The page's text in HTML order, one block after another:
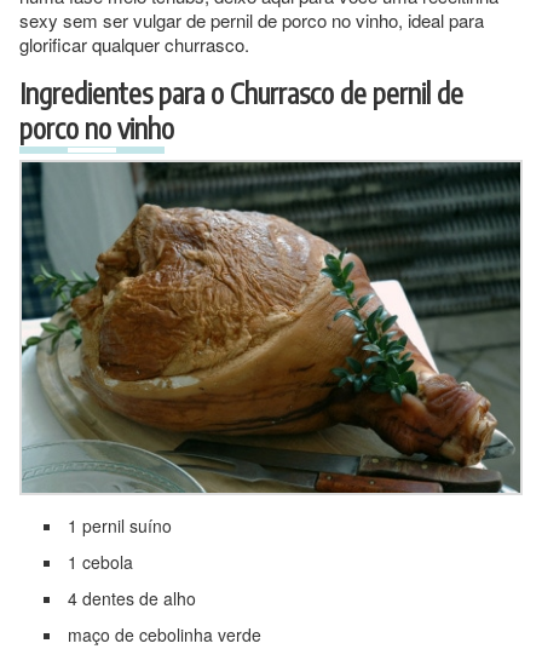
sexy sem ser vulgar de pernil de porco no vinho, ideal para
glorificar qualquer churrasco.
Ingredientes para o Churrasco de pernil de
porco no vinho
1 pernil suíno
1 cebola
4 dentes de alho
maço de cebolinha verde